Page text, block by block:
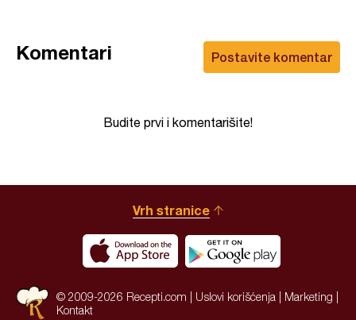
Postavite komentar
Komentari
Budite prvi i komentarišite!
Vrh stranice
© 2009-2026 Recepti.com | Uslovi korišćenja Marketing
Kontakt